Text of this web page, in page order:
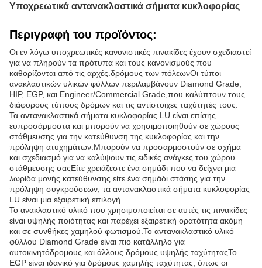
Υποχρεωτικά αντανακλαστικά σήματα κυκλοφορίας
Περιγραφή του προϊόντος:
Οι εν λόγω υποχρεωτικές κανονιστικές πινακίδες έχουν σχεδιαστεί
για να πληρούν τα πρότυπα και τους κανονισμούς που
καθορίζονται από τις αρχές.δρόμους των πόλεωνΟι τύποι
ανακλαστικών υλικών φύλλων περιλαμβάνουν Diamond Grade,
HIP, EGP, και Engineer/Commercial Grade,που καλύπτουν τους
διάφορους τύπους δρόμων και τις αντίστοιχες ταχύτητές τους.
Τα αντανακλαστικά σήματα κυκλοφορίας LU είναι επίσης
ευπροσάρμοστα και μπορούν να χρησιμοποιηθούν σε χώρους
στάθμευσης για την κατεύθυνση της κυκλοφορίας και την
πρόληψη ατυχημάτων.Μπορούν να προσαρμοστούν σε σχήμα
και σχεδιασμό για να καλύψουν τις ειδικές ανάγκες του χώρου
στάθμευσης σαςΕίτε χρειάζεστε ένα σημάδι που να δείχνει μια
λωρίδα μονής κατεύθυνσης είτε ένα σημάδι στάσης για την
πρόληψη συγκρούσεων, τα αντανακλαστικά σήματα κυκλοφορίας
LU είναι μια εξαιρετική επιλογή.
Το ανακλαστικό υλικό που χρησιμοποιείται σε αυτές τις πινακίδες
είναι υψηλής ποιότητας και παρέχει εξαιρετική ορατότητα ακόμη
και σε συνθήκες χαμηλού φωτισμού.Το αντανακλαστικό υλικό
φύλλου Diamond Grade είναι πιο κατάλληλο για
αυτοκινητόδρομους και άλλους δρόμους υψηλής ταχύτηταςΤο
EGP είναι ιδανικό για δρόμους χαμηλής ταχύτητας, όπως οι